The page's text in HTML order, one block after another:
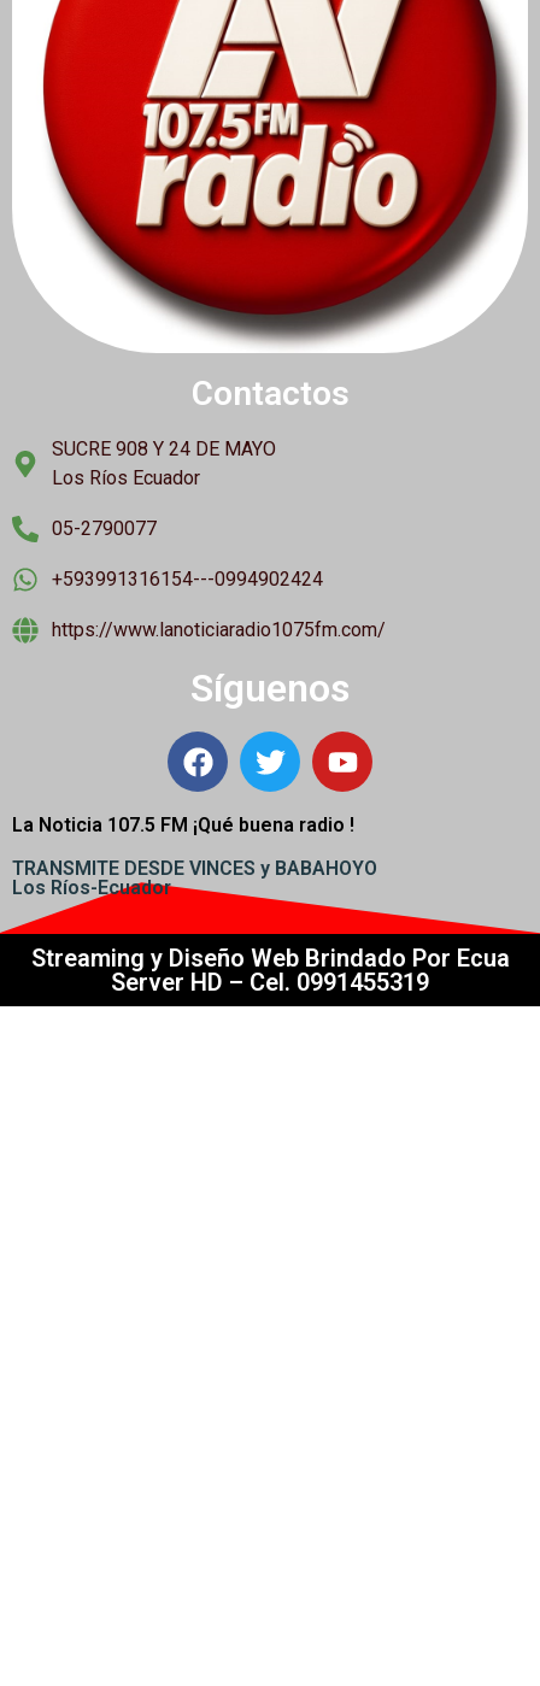
Contactos
SUCRE 908 Y 24 DE MAYO
Los Ríos Ecuador
05-2790077
+593991316154---0994902424
https://www.lanoticiaradio1075fm.com/
Síguenos
La Noticia 107.5 FM ¡Qué buena radio !
TRANSMITE DESDE VINCES y BABAHOYO
Los Ríos-Ecuador
Streaming y Diseño Web Brindado Por Ecua
Server HD – Cel. 0991455319